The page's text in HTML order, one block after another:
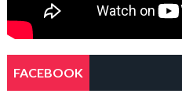
FACEBOOK